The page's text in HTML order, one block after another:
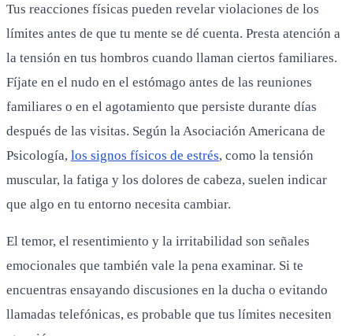
Tus reacciones físicas pueden revelar violaciones de los
límites antes de que tu mente se dé cuenta. Presta atención a
la tensión en tus hombros cuando llaman ciertos familiares.
Fíjate en el nudo en el estómago antes de las reuniones
familiares o en el agotamiento que persiste durante días
después de las visitas. Según la Asociación Americana de
Psicología, los signos físicos de estrés, como la tensión
muscular, la fatiga y los dolores de cabeza, suelen indicar
que algo en tu entorno necesita cambiar.
El temor, el resentimiento y la irritabilidad son señales
emocionales que también vale la pena examinar. Si te
encuentras ensayando discusiones en la ducha o evitando
llamadas telefónicas, es probable que tus límites necesiten